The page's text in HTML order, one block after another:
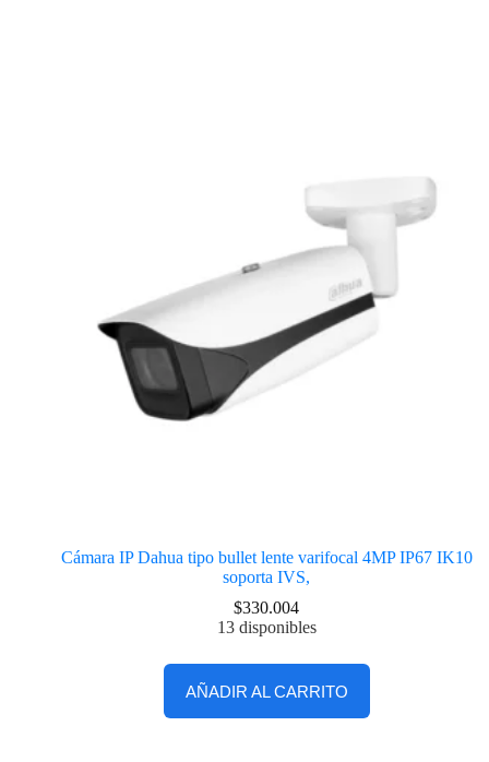
Cámara IP Dahua tipo bullet lente varifocal 4MP IP67 IK10
soporta IVS,
$330.004
13 disponibles
AÑADIR AL CARRITO